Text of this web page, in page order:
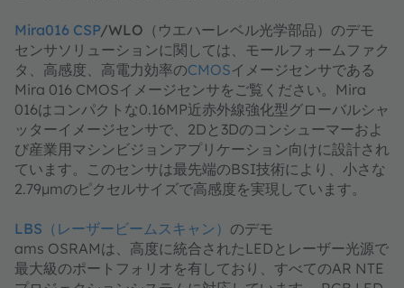
Mira016 CSP/WLO（ウエハーレベル光学部品）のデモ
センサソリューションに関しては、モールフォームファク
タ、高感度、高電力効率のCMOSイメージセンサである
Mira 016 CMOSイメージセンサをご覧ください。Mira
016はコンパクトな0.16MP近赤外線強化型グローバルシャ
ッターイメージセンサで、2Dと3Dのコンシューマーおよ
び産業用マシンビジョンアプリケーション向けに設計され
ています。このセンサは最先端のBSI技術により、小さな
2.79µmのピクセルサイズで高感度を実現しています。
LBS（レーザービームスキャン） のデモ
ams OSRAMは、高度に統合されたLEDとレーザー光源で
最大級のポートフォリオを有しており、すべてのAR NTE